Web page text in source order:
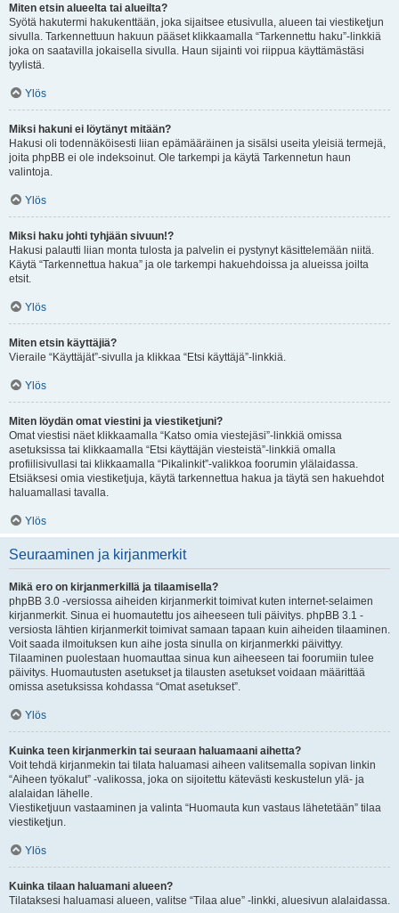
Miten etsin alueelta tai alueilta?
Syötä hakutermi hakukenttään, joka sijaitsee etusivulla, alueen tai viestiketjun
sivulla. Tarkennettuun hakuun pääset klikkaamalla “Tarkennettu haku”-linkkiä
joka on saatavilla jokaisella sivulla. Haun sijainti voi riippua käyttämästäsi
tyylistä.
Ylös
Miksi hakuni ei löytänyt mitään?
Hakusi oli todennäköisesti liian epämääräinen ja sisälsi useita yleisiä termejä,
joita phpBB ei ole indeksoinut. Ole tarkempi ja käytä Tarkennetun haun
valintoja.
Ylös
Miksi haku johti tyhjään sivuun!?
Hakusi palautti liian monta tulosta ja palvelin ei pystynyt käsittelemään niitä.
Käytä “Tarkennettua hakua” ja ole tarkempi hakuehdoissa ja alueissa joilta
etsit.
Ylös
Miten etsin käyttäjiä?
Vieraile “Käyttäjät”-sivulla ja klikkaa “Etsi käyttäjä”-linkkiä.
Ylös
Miten löydän omat viestini ja viestiketjuni?
Omat viestisi näet klikkaamalla “Katso omia viestejäsi”-linkkiä omissa
asetuksissa tai klikkaamalla “Etsi käyttäjän viesteistä”-linkkiä omalla
profiilisivullasi tai klikkaamalla “Pikalinkit”-valikkoa foorumin ylälaidassa.
Etsiäksesi omia viestiketjuja, käytä tarkennettua hakua ja täytä sen hakuehdot
haluamallasi tavalla.
Ylös
Seuraaminen ja kirjanmerkit
Mikä ero on kirjanmerkillä ja tilaamisella?
phpBB 3.0 -versiossa aiheiden kirjanmerkit toimivat kuten internet-selaimen
kirjanmerkit. Sinua ei huomautettu jos aiheeseen tuli päivitys. phpBB 3.1 -
versiosta lähtien kirjanmerkit toimivat samaan tapaan kuin aiheiden tilaaminen.
Voit saada ilmoituksen kun aihe josta sinulla on kirjanmerkki päivittyy.
Tilaaminen puolestaan huomauttaa sinua kun aiheeseen tai foorumiin tulee
päivitys. Huomautusten asetukset ja tilausten asetukset voidaan määrittää
omissa asetuksissa kohdassa “Omat asetukset”.
Ylös
Kuinka teen kirjanmerkin tai seuraan haluamaani aihetta?
Voit tehdä kirjanmekin tai tilata haluamasi aiheen valitsemalla sopivan linkin
“Aiheen työkalut” -valikossa, joka on sijoitettu kätevästi keskustelun ylä- ja
alalaidan lähelle.
Viestiketjuun vastaaminen ja valinta “Huomauta kun vastaus lähetetään” tilaa
viestiketjun.
Ylös
Kuinka tilaan haluamani alueen?
Tilataksesi haluamasi alueen, valitse “Tilaa alue” -linkki, aluesivun alalaidassa.